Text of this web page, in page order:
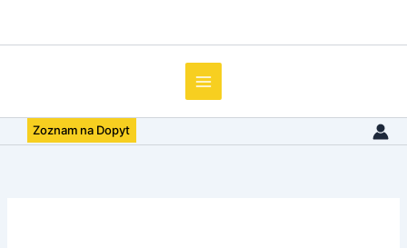
Zoznam na Dopyt